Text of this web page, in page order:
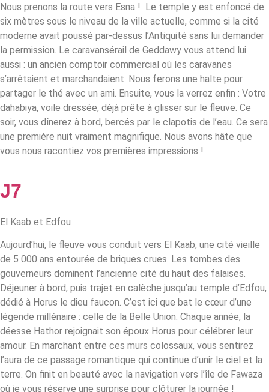
Nous prenons la route vers Esna ! Le temple y est enfoncé de
six mètres sous le niveau de la ville actuelle, comme si la cité
moderne avait poussé par-dessus l’Antiquité sans lui demander
la permission. Le caravansérail de Geddawy vous attend lui
aussi : un ancien comptoir commercial où les caravanes
s’arrêtaient et marchandaient. Nous ferons une halte pour
partager le thé avec un ami. Ensuite, vous la verrez enfin : Votre
dahabiya, voile dressée, déjà prête à glisser sur le fleuve. Ce
soir, vous dînerez à bord, bercés par le clapotis de l’eau. Ce sera
une première nuit vraiment magnifique. Nous avons hâte que
vous nous racontiez vos premières impressions !
J7
El Kaab et Edfou
Aujourd’hui, le fleuve vous conduit vers El Kaab, une cité vieille
de 5 000 ans entourée de briques crues. Les tombes des
gouverneurs dominent l’ancienne cité du haut des falaises.
Déjeuner à bord, puis trajet en calèche jusqu’au temple d’Edfou,
dédié à Horus le dieu faucon. C’est ici que bat le cœur d’une
légende millénaire : celle de la Belle Union. Chaque année, la
déesse Hathor rejoignait son époux Horus pour célébrer leur
amour. En marchant entre ces murs colossaux, vous sentirez
l’aura de ce passage romantique qui continue d’unir le ciel et la
terre. On finit en beauté avec la navigation vers l’île de Fawaza
où je vous réserve une surprise pour clôturer la journée !